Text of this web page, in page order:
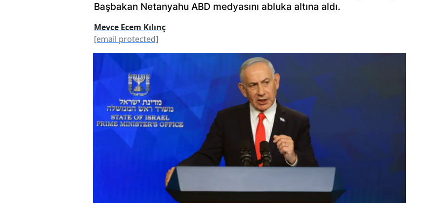
Başbakan Netanyahu ABD medyasını abluka altına aldı.
Mevce Ecem Kılınç
[email protected]